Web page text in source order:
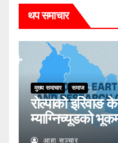
थप समाचार
मुख्य समाचार समाज
रोल्पाको इरिवाङ
म्याग्निच्यूडको
आहा सञ्चार